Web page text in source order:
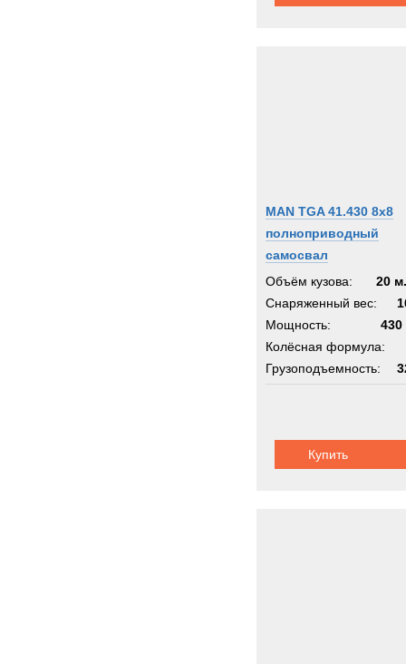
MAN TGA 41.430 8x8
полноприводный
самосвал
Объём кузова:
20
Снаряженный вес:
Мощность:
430
Колёсная формула:
Грузоподъемность:
Купить